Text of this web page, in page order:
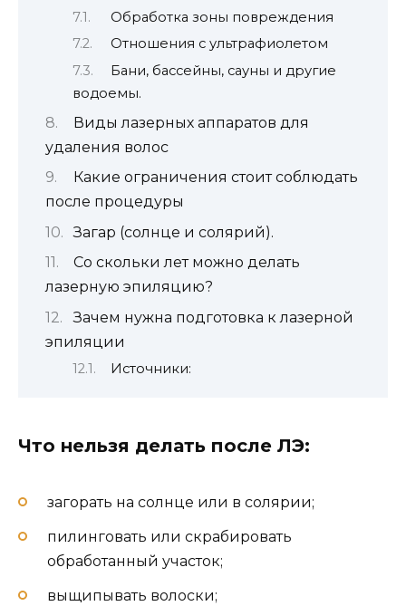
Обработка зоны повреждения
Отношения с ультрафиолетом
Бани, бассейны, сауны и другие
водоемы.
Виды лазерных аппаратов для
удаления волос
Какие ограничения стоит соблюдать
после процедуры
Загар (солнце и солярий).
Со скольки лет можно делать
лазерную эпиляцию?
Зачем нужна подготовка к лазерной
эпиляции
Источники:
Что нельзя делать после ЛЭ:
загорать на солнце или в солярии;
пилинговать или скрабировать
обработанный участок;
выщипывать волоски;